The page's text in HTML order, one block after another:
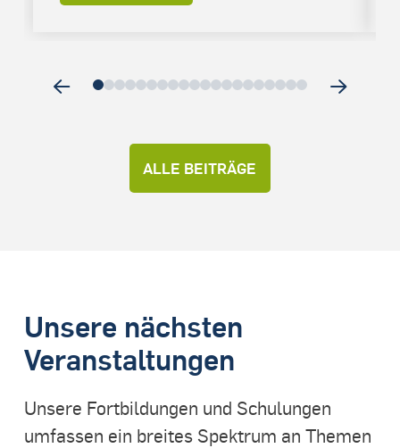
0123456789101112131415161718
19
ALLE BEITRÄGE
Unsere nächsten
Veranstaltungen
Unsere Fortbildungen und Schulungen
umfassen ein breites Spektrum an Themen